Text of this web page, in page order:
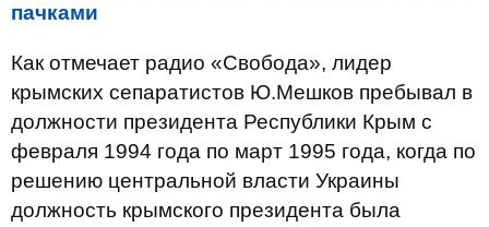
пачками
Как отмечает радио «Свобода», лидер
крымских сепаратистов Ю.Мешков пребывал в
должности президента Республики Крым с
февраля 1994 года по март 1995 года, когда по
решению центральной власти Украины
должность крымского президента была